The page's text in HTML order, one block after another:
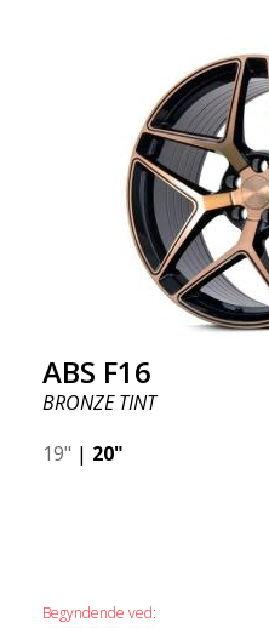
ABS F16
BRONZE TINT
19" | 20"
Begyndende ved: